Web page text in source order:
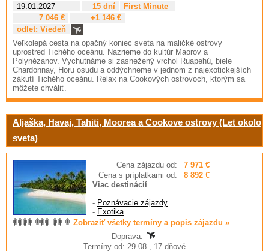
19.01.2027
15 dní
First Minute
7 046 €
+1 146 €
odlet: Viedeň
Veľkolepá cesta na opačný koniec sveta na maličké ostrovy
uprostred Tichého oceánu. Nazrieme do kultúr Maorov a
Polynézanov. Vychutnáme si zasnežený vrchol Ruapehú, biele
Chardonnay, Horu osudu a oddýchneme v jednom z najexotickejších
zákutí Tichého oceánu. Relax na Cookových ostrovoch, ktorým sa
môžete chváliť.
Aljaška, Havaj, Tahiti, Moorea a Cookove ostrovy (Let okolo
sveta)
Cena zájazdu od:
7 971 €
Cena s príplatkami od:
8 892 €
Viac destinácií
- Poznávacie zájazdy
- Exotika
Zobraziť všetky termíny a popis zájazdu »
Doprava:
Termíny od: 29.08., 17 dňové